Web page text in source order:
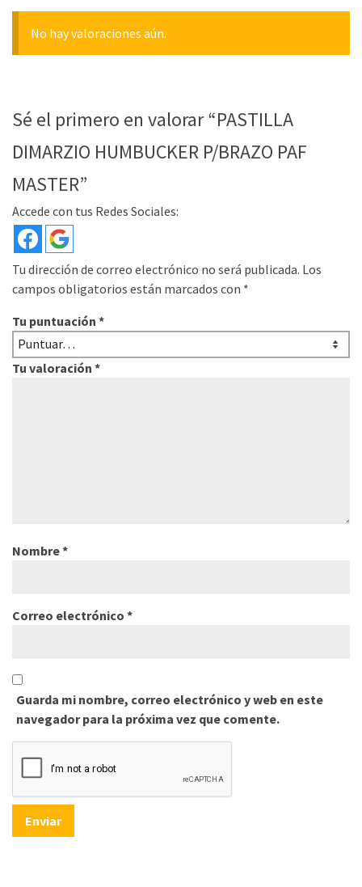
No hay valoraciones aún.
Sé el primero en valorar “PASTILLA
DIMARZIO HUMBUCKER P/BRAZO PAF
MASTER”
Accede con tus Redes Sociales:
Tu dirección de correo electrónico no será publicada. Los
campos obligatorios están marcados con *
Tu puntuación *
Tu valoración *
Nombre*
Correo electrónico *
Guarda mi nombre, correo electrónico y web en este
navegador para la próxima vez que comente.